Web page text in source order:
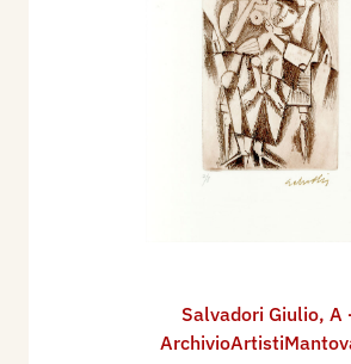
Salvadori Giulio, A